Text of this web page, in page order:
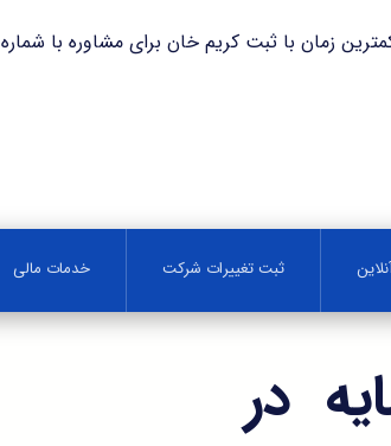
کریم خان برای مشاوره با شماره ۸۷۱۴۶ تماس حاصل فرمایید.
ثبت تغییرات شرکت خدمات مالی
در